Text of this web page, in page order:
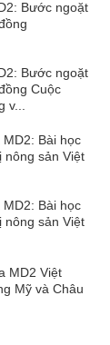
Bước ngoặt
Bước ngoặt
Cuộc
Bài học
nông sản Việt
Bài học
nông sản Việt
MD2 Việt
Mỹ và Châu